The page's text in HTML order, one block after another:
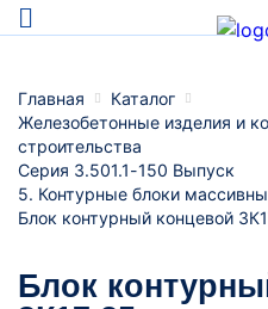
Главная
Каталог
Железобетонные изделия и
строительства
Серия 3.501.1-150 Выпуск
5. Контурные блоки
Блок контурный концевой
Блок